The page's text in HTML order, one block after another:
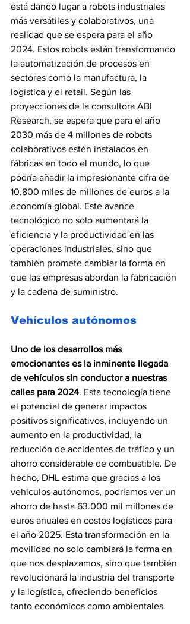
está dando lugar a robots industriales
más versátiles y colaborativos, una
realidad que se espera para el año
2024. Estos robots están transformando
la automatización de procesos en
sectores como la manufactura, la
logística y el retail. Según las
proyecciones de la consultora ABI
Research, se espera que para el año
2030 más de 4 millones de robots
colaborativos estén instalados en
fábricas en todo el mundo, lo que
podría añadir la impresionante cifra de
10.800 miles de millones de euros a la
economía global. Este avance
tecnológico no solo aumentará la
eficiencia y la productividad en las
operaciones industriales, sino que
también promete cambiar la forma en
que las empresas abordan la fabricación
y la cadena de suministro.
Vehículos autónomos
Uno de los desarrollos más
emocionantes es la inminente llegada
de vehículos sin conductor a nuestras
calles para 2024. Esta tecnología tiene
el potencial de generar impactos
positivos significativos, incluyendo un
aumento en la productividad, la
reducción de accidentes de tráfico y un
ahorro considerable de combustible. De
hecho, DHL estima que gracias a los
vehículos autónomos, podríamos ver un
ahorro de hasta 63.000 mil millones de
euros anuales en costos logísticos para
el año 2025. Esta transformación en la
movilidad no solo cambiará la forma en
que nos desplazamos, sino que también
revolucionará la industria del transporte
y la logística, ofreciendo beneficios
tanto económicos como ambientales.